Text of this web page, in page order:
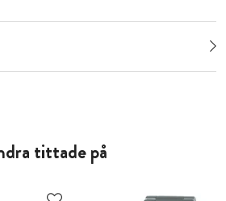
tittade på